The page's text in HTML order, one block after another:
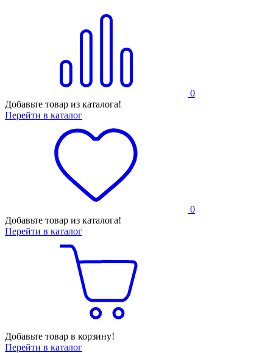
0
Добавьте товар из каталога!
Перейти в каталог
0
Добавьте товар из каталога!
Перейти в каталог
Добавьте товар в корзину!
Перейти в каталог